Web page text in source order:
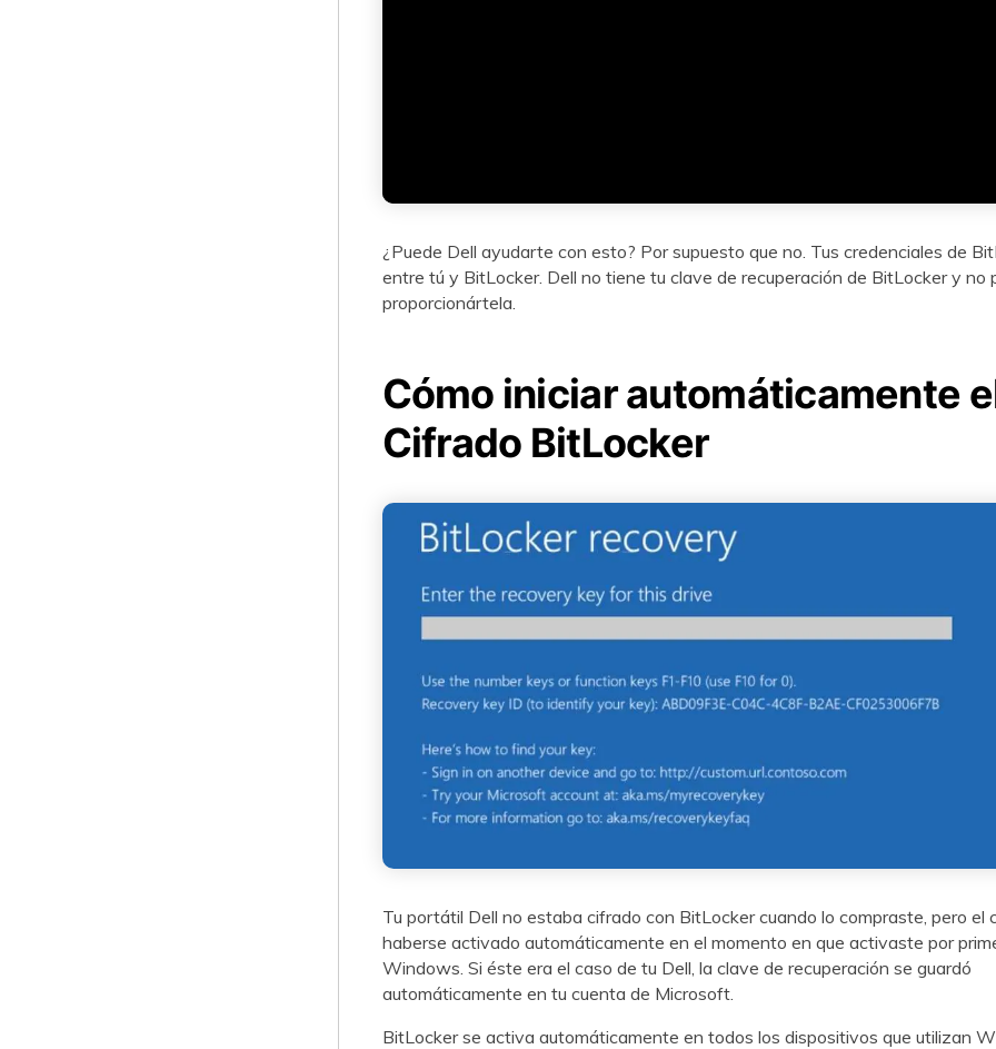
¿Puede Dell ayudarte con esto? Por supuesto que no. Tus credenciales de
entre tú y BitLocker. Dell no tiene tu clave de recuperación de BitLocker y no
proporcionártela.
Cómo iniciar automáticamente
Cifrado BitLocker
Tu portátil Dell no estaba cifrado con BitLocker cuando lo compraste, pero el
haberse activado automáticamente en el momento en que activaste por
Windows. Si éste era el caso de tu Dell, la clave de recuperación se guardó
automáticamente en tu cuenta de Microsoft.
BitLocker se activa automáticamente en todos los dispositivos que utilizan